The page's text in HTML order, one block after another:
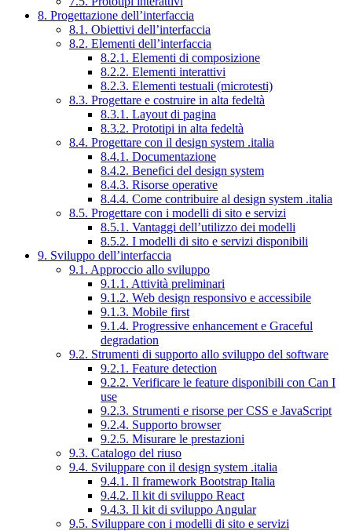
8. Progettazione dell’interfaccia
8.1. Obiettivi dell’interfaccia
8.2. Elementi dell’interfaccia
8.2.1. Elementi di composizione
8.2.2. Elementi interattivi
8.2.3. Elementi testuali (microtesti)
8.3. Progettare e costruire in alta fedeltà
8.3.1. Layout di pagina
8.3.2. Prototipi in alta fedeltà
8.4. Progettare con il design system .italia
8.4.1. Documentazione
8.4.2. Benefici del design system
8.4.3. Risorse operative
8.4.4. Come contribuire al design system .italia
8.5. Progettare con i modelli di sito e servizi
8.5.1. Vantaggi dell’utilizzo dei modelli
8.5.2. I modelli di sito e servizi disponibili
9. Sviluppo dell’interfaccia
9.1. Approccio allo sviluppo
9.1.1. Attività preliminari
9.1.2. Web design responsivo e accessibile
9.1.3. Mobile first
9.1.4. Progressive enhancement e Graceful
degradation
9.2. Strumenti di supporto allo sviluppo del software
9.2.1. Feature detection
9.2.2. Verificare le feature disponibili con Can I
use
9.2.3. Strumenti e risorse per CSS e JavaScript
9.2.4. Supporto browser
9.2.5. Misurare le prestazioni
9.3. Catalogo del riuso
9.4. Sviluppare con il design system .italia
9.4.1. Il framework Bootstrap Italia
9.4.2. Il kit di sviluppo React
9.4.3. Il kit di sviluppo Angular
9.5. Sviluppare con i modelli di sito e servizi